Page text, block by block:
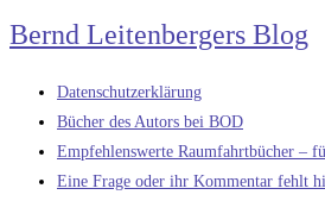
Zum
Inhalt
springen
Bernd Leitenbergers Blog
Datenschutzerklärung
Bücher des Autors bei BOD
Empfehlenswerte Raumfahrtbücher –
Eine Frage oder ihr Kommentar fehlt